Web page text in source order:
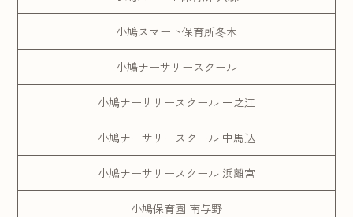
小鳩スマート保育所冬木
小鳩ナーサリースクール
小鳩ナーサリースクール 一之江
小鳩ナーサリースクール 中馬込
小鳩ナーサリースクール 浜離宮
小鳩保育園 南与野